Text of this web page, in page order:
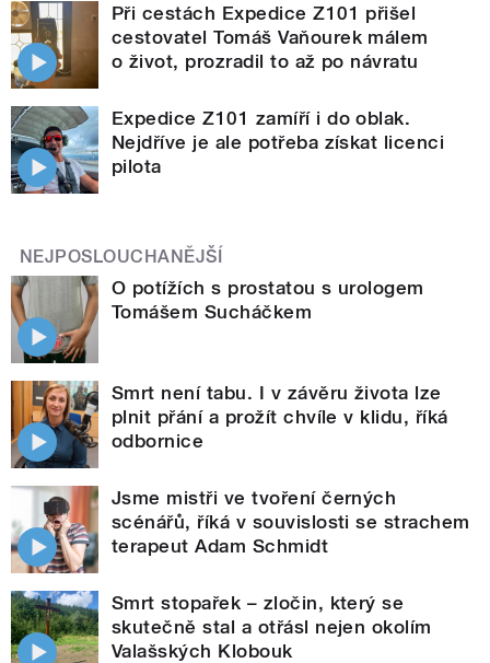
Při cestách Expedice Z101 přišel
cestovatel Tomáš Vaňourek málem
o život, prozradil to až po návratu
Expedice Z101 zamíří i do oblak.
Nejdříve je ale potřeba získat licenci
pilota
NEJPOSLOUCHANĚJŠÍ
O potížích s prostatou s urologem
Tomášem Sucháčkem
Smrt není tabu. I v závěru života lze
plnit přání a prožít chvíle v klidu, říká
odbornice
Jsme mistři ve tvoření černých
scénářů, říká v souvislosti se strachem
terapeut Adam Schmidt
Smrt stopařek – zločin, který se
skutečně stal a otřásl nejen okolím
Valašských Klobouk